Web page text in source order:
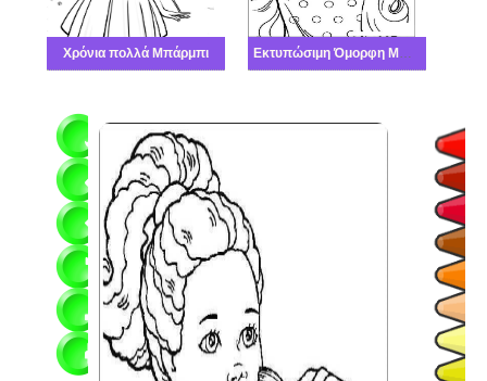
Χρόνια πολλά Μπάρμπι Εκτυπώσιμη Όμορφη Μπάρμπι Καλός